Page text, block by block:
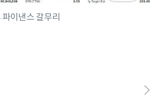
이낸스 갈무리